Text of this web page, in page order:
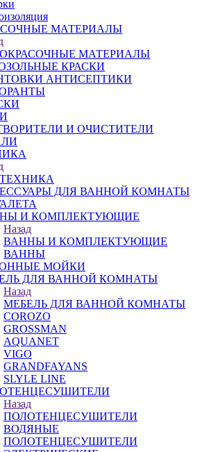
МАТЕРИАЛЫ
МАТЕРИАЛЫ
КРАСКИ
АНТИСЕПТИКИ
И ОЧИСТИТЕЛИ
ДЛЯ ВАННОЙ КОМНАТЫ
И КОМПЛЕКТУЮЩИЕ
Назад
ВАННЫ И КОМПЛЕКТУЮЩИЕ
ВАННЫ
МОЙКИ
ДЛЯ ВАННОЙ КОМНАТЫ
Назад
МЕБЕЛЬ ДЛЯ ВАННОЙ КОМНАТЫ
COROZO
GROSSMAN
AQUANET
VIGO
GRANDFAYANS
SLYLE LINE
Назад
ПОЛОТЕНЦЕСУШИТЕЛИ
ВОДЯНЫЕ
ПОЛОТЕНЦЕСУШИТЕЛИ